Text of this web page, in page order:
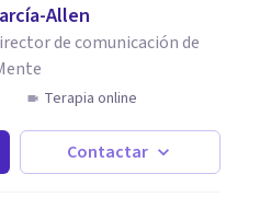
Allen
de comunicación de
Terapia online
Contactar